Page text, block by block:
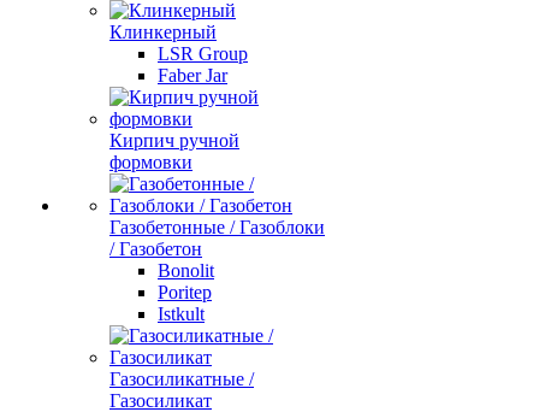
Клинкерный
LSR Group
Faber Jar
Кирпич ручной
формовки
Газобетонные / Газоблоки
/ Газобетон
Bonolit
Poritep
Istkult
Газосиликатные /
Газосиликат